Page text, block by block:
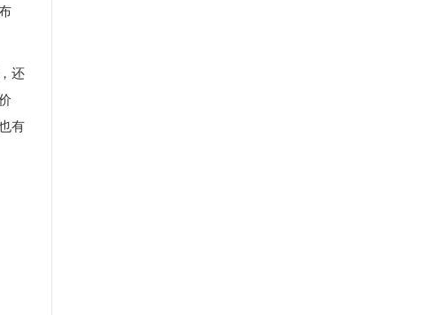
还
有